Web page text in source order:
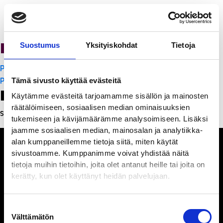
Suostumus Yksityiskohdat Tietoja
Tämä sivusto käyttää evästeitä
Käytämme evästeitä tarjoamamme sisällön ja mainosten
räätälöimiseen, sosiaalisen median ominaisuuksien
tukemiseen ja kävijämäärämme analysoimiseen. Lisäksi
jaamme sosiaalisen median, mainosalan ja analytiikka-
alan kumppaneillemme tietoja siitä, miten käytät
sivustoamme. Kumppanimme voivat yhdistää näitä
tietoja muihin tietoihin, joita olet antanut heille tai joita on
kerätty, kun olet käyttänyt heidän palvelujaan.
valinta
Välttämätön
Ravintola Sofia
Artikkelien
selaus
PanchoVilla
PanchoVilla
Leave a Reply
Sinun täytyy kirjautua sisään